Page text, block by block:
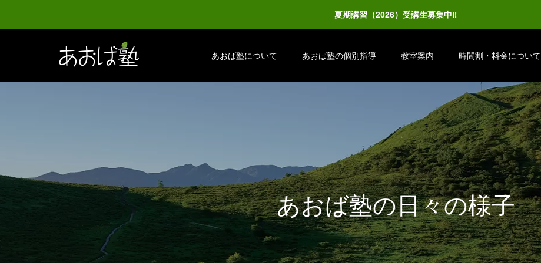
夏期講習（2026）受講生募集中‼
あおば塾について あおば塾の個別指導 教室案内 時間割・料金について
あおば塾の日々の様子